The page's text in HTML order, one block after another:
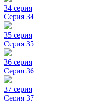
34 серия
Серия 34
35 серия
Серия 35
36 серия
Серия 36
37 серия
Серия 37